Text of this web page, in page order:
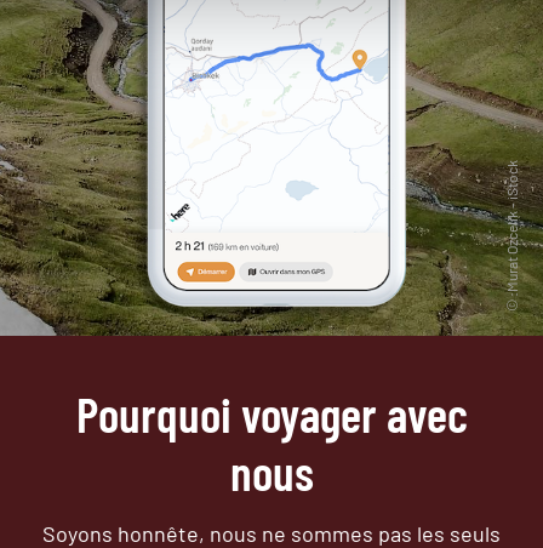
Pourquoi voyager avec
nous
Soyons honnête, nous ne sommes pas les seuls